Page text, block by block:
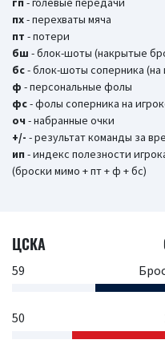
пх- перехваты мяча
пт - потери
бш - блок-шоты (накрытые
бc- блок-шоты соперника (на
ф - персональные фолы
фс- фолы соперника на
оч - набранные очки
+/- - результат команды за
ип - индекс полезности
(броски мимо + пт + ф + бс)
ЦСКА
59
50